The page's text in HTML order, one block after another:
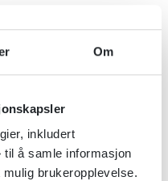
Om
inkludert
å samle informasjon
brukeropplevelse.
et graveredskap
det er mulig
du kan